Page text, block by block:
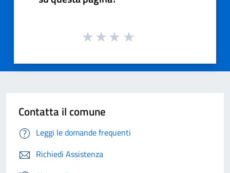
Contatta il comune
Leggi le domande frequenti
Richiedi Assistenza